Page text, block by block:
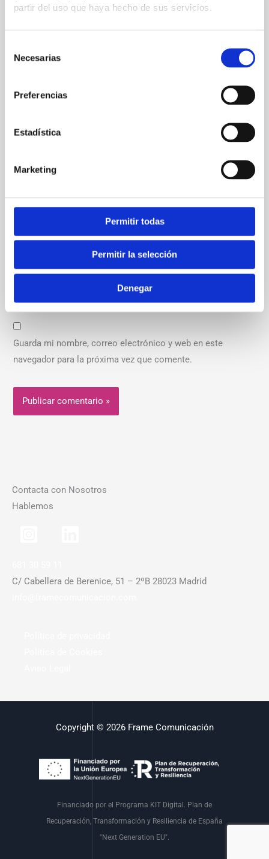
partir del uso que haya hecho de sus servicios.
Necesarias
Preferencias
Estadística
Marketing
Permitir todas
Permitir la selección
Denegar
electrónico*
Web
Guarda mi nombre, correo electrónico y web en este
navegador para la próxima vez que comente.
Contacta con Nosotros
Hablemos
C/ Cabellera de Berenice, 51 – 2ºB 28023 Madrid
Copyright © 2026 Frame Comunicación
Financiado por el Programa KIT Digital. Plan de
Recuperación, Transformación y Resiliencia de España
"Next Generation EU".